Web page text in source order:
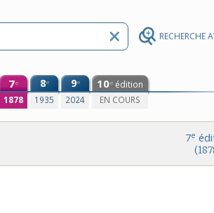
RECHERCHE
7e
1878
8e
1935
9e
2024
10e édition
EN COURS
7e